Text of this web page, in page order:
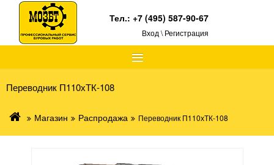
≡
Тел.:+7 (495) 587-90-67
Вход \ Регистрация
Переводник П110хТК-108
Магазин Распродажа Переводник П110хТК-108